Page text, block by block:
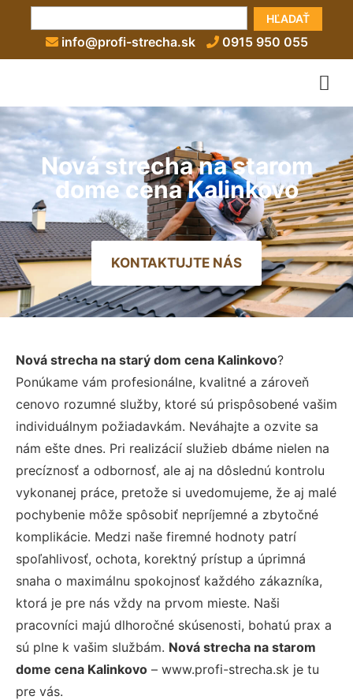
HĽADAŤ
info@profi-strecha.sk 0915 950 055
Nová strecha na starom
dome cena Kalinkovo
KONTAKTUJTE NÁS
Nová strecha na starý dom cena Kalinkovo?
Ponúkame vám profesionálne, kvalitné a zároveň
cenovo rozumné služby, ktoré sú prispôsobené vašim
individuálnym požiadavkám. Neváhajte a ozvite sa
nám ešte dnes. Pri realizácií služieb dbáme nielen na
precíznosť a odbornosť, ale aj na dôslednú kontrolu
vykonanej práce, pretože si uvedomujeme, že aj malé
pochybenie môže spôsobiť nepríjemné a zbytočné
komplikácie. Medzi naše firemné hodnoty patrí
spoľahlivosť, ochota, korektný prístup a úprimná
snaha o maximálnu spokojnosť každého zákazníka,
ktorá je pre nás vždy na prvom mieste. Naši
pracovníci majú dlhoročné skúsenosti, bohatú prax a
sú plne k vašim službám. Nová strecha na starom
dome cena Kalinkovo – www.profi-strecha.sk je tu
pre vás.